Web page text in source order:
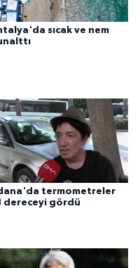
sıcak ve nem
termometreler
dereceyi gördü